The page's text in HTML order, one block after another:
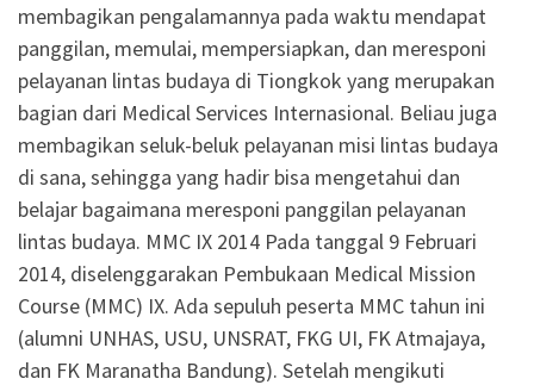
membagikan pengalamannya pada waktu mendapat
panggilan, memulai, mempersiapkan, dan meresponi
pelayanan lintas budaya di Tiongkok yang merupakan
bagian dari Medical Services Internasional. Beliau juga
membagikan seluk-beluk pelayanan misi lintas budaya
di sana, sehingga yang hadir bisa mengetahui dan
belajar bagaimana meresponi panggilan pelayanan
lintas budaya. MMC IX 2014 Pada tanggal 9 Februari
2014, diselenggarakan Pembukaan Medical Mission
Course (MMC) IX. Ada sepuluh peserta MMC tahun ini
(alumni UNHAS, USU, UNSRAT, FKG UI, FK Atmajaya,
dan FK Maranatha Bandung). Setelah mengikuti